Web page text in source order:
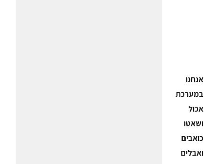
אנחנו
במערכת
אכול
ושאטו
כואבים
ואבלים